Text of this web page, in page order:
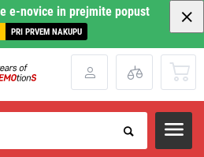
e-novice in prejmite popust
PRI PRVEM NAKUPU